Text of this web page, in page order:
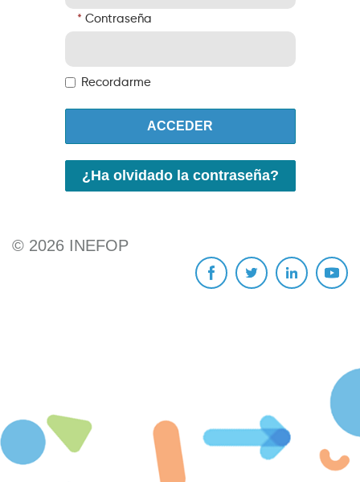
Contraseña
Recordarme
ACCEDER
¿Ha olvidado la contraseña?
© 2026 INEFOP